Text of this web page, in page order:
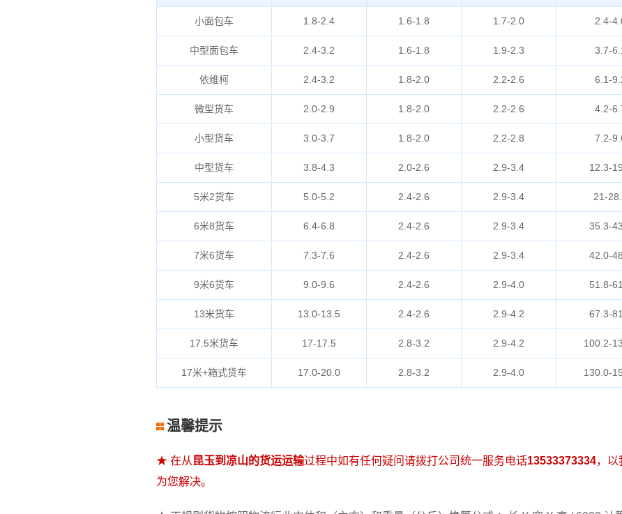
小面包车 1.8-2.4 1.6-1.8 1.7-2.0 2.4-
中型面包车 2.4-3.2 1.6-1.8 1.9-2.3 3.7-
依维柯 2.4-3.2 1.8-2.0 2.2-2.6 6.1-
微型货车 2.0-2.9 1.8-2.0 2.2-2.6 4.2-
小型货车 3.0-3.7 1.8-2.0 2.2-2.8 7.2-
中型货车 3.8-4.3 2.0-2.6 2.9-3.4 12.3-
5米2货车 5.0-5.2 2.4-2.6 2.9-3.4 21-
6米8货车 6.4-6.8 2.4-2.6 2.9-3.4 35.3-
7米6货车 7.3-7.6 2.4-2.6 2.9-3.4 42.0-
9米6货车 9.0-9.6 2.4-2.6 2.9-4.0 51.8-
13米货车 13.0-13.5 2.4-2.6 2.9-4.2 67.3-
17.5米货车 17-17.5 2.8-3.2 2.9-4.2 100.2-
17米+箱式货车 17.0-20.0 2.8-3.2 2.9-4.0 130.0-
温馨提示
★ 在从 昆玉到凉山的货运运输过程中如有任何疑问请拨打公司统一服务电话13533373334，以
为您解决。